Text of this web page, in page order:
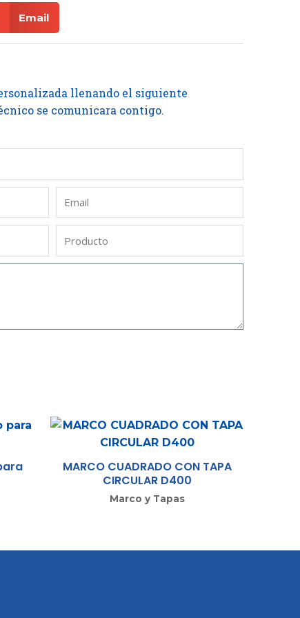
Email
llenando el siguiente
se comunicara contigo.
MARCO CUADRADO CON TAPA
CIRCULAR D400
Marco y Tapas